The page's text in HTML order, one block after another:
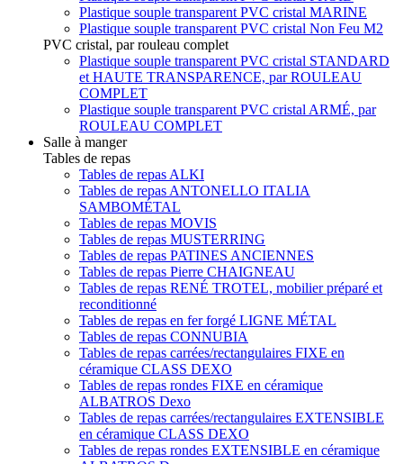
Plastique souple transparent PVC cristal MARINE
Plastique souple transparent PVC cristal Non Feu M2
PVC cristal, par rouleau complet
Plastique souple transparent PVC cristal STANDARD
et HAUTE TRANSPARENCE, par ROULEAU
COMPLET
Plastique souple transparent PVC cristal ARMÉ, par
ROULEAU COMPLET
Salle à manger
Tables de repas
Tables de repas ALKI
Tables de repas ANTONELLO ITALIA
SAMBOMÉTAL
Tables de repas MOVIS
Tables de repas MUSTERRING
Tables de repas PATINES ANCIENNES
Tables de repas Pierre CHAIGNEAU
Tables de repas RENÉ TROTEL, mobilier préparé et
reconditionné
Tables de repas en fer forgé LIGNE MÉTAL
Tables de repas CONNUBIA
Tables de repas carrées/rectangulaires FIXE en
céramique CLASS DEXO
Tables de repas rondes FIXE en céramique
ALBATROS Dexo
Tables de repas carrées/rectangulaires EXTENSIBLE
en céramique CLASS DEXO
Tables de repas rondes EXTENSIBLE en céramique